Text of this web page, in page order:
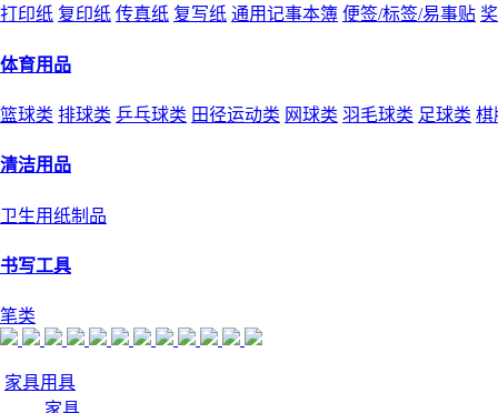
打印纸 复印纸 传真纸 复写纸 通用记事本簿 便签/标签/易事贴
体育用品
篮球类 排球类 乒乓球类 田径运动类 网球类 羽毛球类 足球类 棋
清洁用品
卫生用纸制品
书写工具
笔类
家具用具
家具